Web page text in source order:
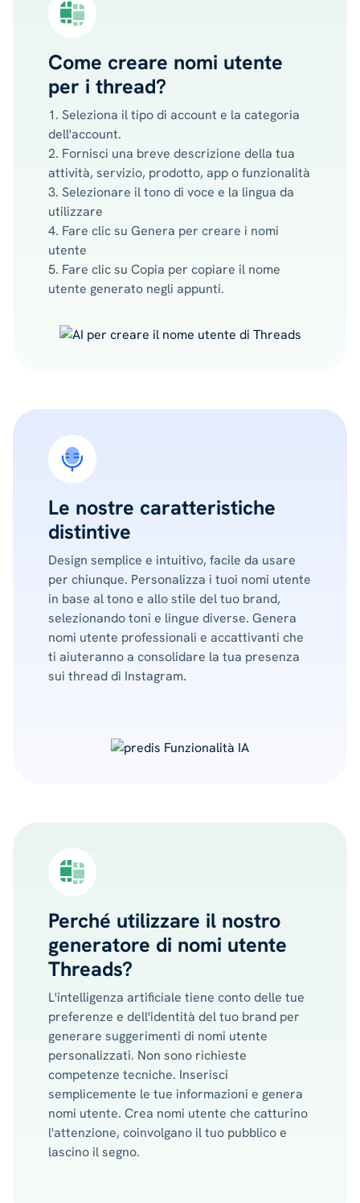
Come creare nomi utente
per i thread?
1. Seleziona il tipo di account e la categoria
dell'account.
2. Fornisci una breve descrizione della tua
attività, servizio, prodotto, app o funzionalità
3. Selezionare il tono di voce e la lingua da
utilizzare
4. Fare clic su Genera per creare i nomi
utente
5. Fare clic su Copia per copiare il nome
utente generato negli appunti.
Le nostre caratteristiche
distintive
Design semplice e intuitivo, facile da usare
per chiunque. Personalizza i tuoi nomi utente
in base al tono e allo stile del tuo brand,
selezionando toni e lingue diverse. Genera
nomi utente professionali e accattivanti che
ti aiuteranno a consolidare la tua presenza
sui thread di Instagram.
Perché utilizzare il nostro
generatore di nomi utente
Threads?
L'intelligenza artificiale tiene conto delle tue
preferenze e dell'identità del tuo brand per
generare suggerimenti di nomi utente
personalizzati. Non sono richieste
competenze tecniche. Inserisci
semplicemente le tue informazioni e genera
nomi utente. Crea nomi utente che catturino
l'attenzione, coinvolgano il tuo pubblico e
lascino il segno.